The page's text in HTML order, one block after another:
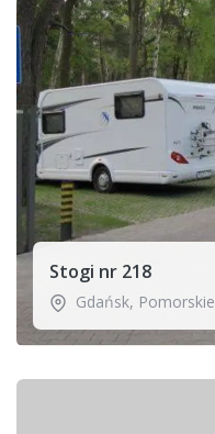
Stogi nr 218
Gdańsk, Pomorskie